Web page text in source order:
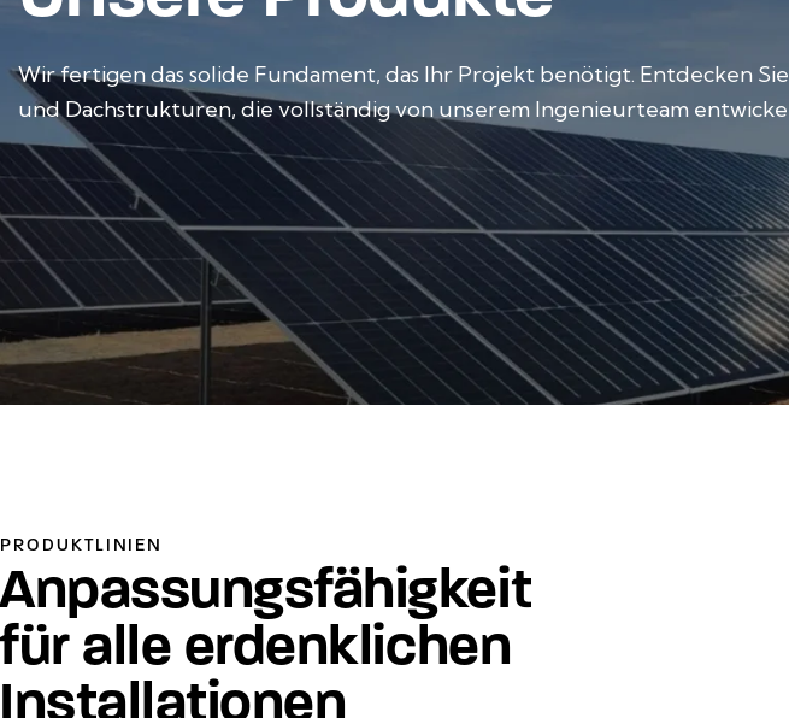
Wir fertigen das solide Fundament, das Ihr Projekt benötigt. Entdecken
und Dachstrukturen, die vollständig von unserem Ingenieurteam
PRODUKTLINIEN
Anpassungsfähigkeit
für alle erdenklichen
Installationen